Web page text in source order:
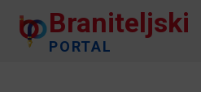
Braniteljski
PORTAL